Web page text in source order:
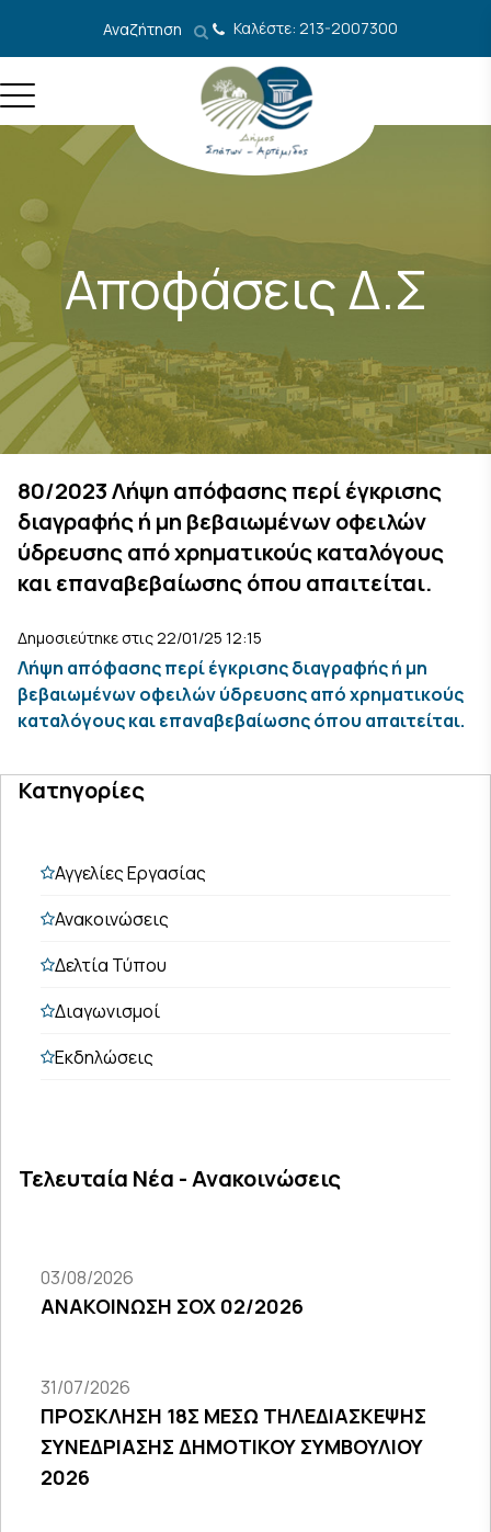
Αναζήτηση Καλέστε: 213-2007300
Αποφάσεις Δ.Σ
80/2023 Λήψη απόφασης περί έγκρισης
διαγραφής ή μη βεβαιωμένων οφειλών
ύδρευσης από χρηματικούς καταλόγους
και επαναβεβαίωσης όπου απαιτείται.
Δημοσιεύτηκε στις 22/01/25 12:15
Λήψη απόφασης περί έγκρισης διαγραφής ή μη
βεβαιωμένων οφειλών ύδρευσης από χρηματικούς
καταλόγους και επαναβεβαίωσης όπου απαιτείται.
Κατηγορίες
Αγγελίες Εργασίας
Ανακοινώσεις
Δελτία Τύπου
Διαγωνισμοί
Εκδηλώσεις
Τελευταία Νέα - Ανακοινώσεις
03/08/2026
ΑΝΑΚΟΙΝΩΣΗ ΣΟΧ 02/2026
31/07/2026
ΠΡΟΣΚΛΗΣΗ 18Σ ΜΕΣΩ ΤΗΛΕΔΙΑΣΚΕΨΗΣ
ΣΥΝΕΔΡΙΑΣΗΣ ΔΗΜΟΤΙΚΟΥ ΣΥΜΒΟΥΛΙΟΥ
2026